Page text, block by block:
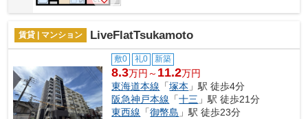
賃貸 | マンション LiveFlatTsukamoto
敷0 礼0 新築
8.3万円～ 11.2万円
東海道本線 「塚本 」駅 徒歩4分
阪急神戸本線 「十三 」駅 徒歩21分
東西線 「御幣島 」駅 徒歩23分